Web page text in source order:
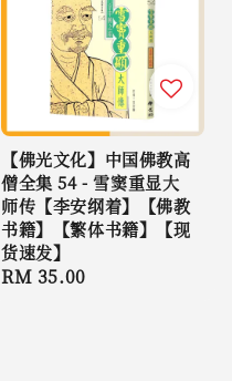
【佛光文化】中国佛教高
僧全集 54 - 雪窦重显大
师传【李安纲着】【佛教
书籍】【繁体书籍】【现
货速发】
Regular
RM 35.00